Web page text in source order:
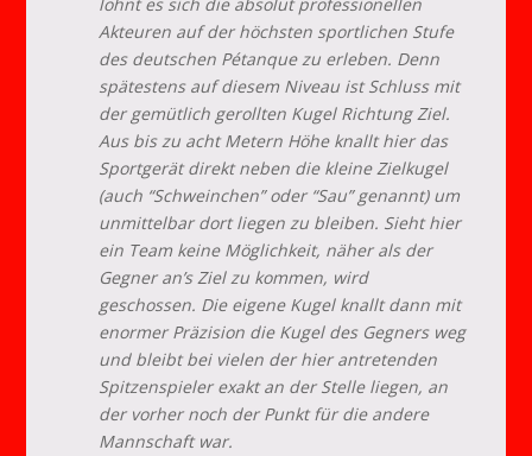
Akteuren auf der höchsten sportlichen Stufe
des deutschen Pétanque zu erleben. Denn
spätestens auf diesem Niveau ist Schluss mit
der gemütlich gerollten Kugel Richtung Ziel.
Aus bis zu acht Metern Höhe knallt hier das
Sportgerät direkt neben die kleine Zielkugel
(auch “Schweinchen” oder “Sau” genannt) um
unmittelbar dort liegen zu bleiben. Sieht hier
ein Team keine Möglichkeit, näher als der
Gegner an’s Ziel zu kommen, wird
geschossen. Die eigene Kugel knallt dann mit
enormer Präzision die Kugel des Gegners weg
und bleibt bei vielen der hier antretenden
Spitzenspieler exakt an der Stelle liegen, an
der vorher noch der Punkt für die andere
Mannschaft war.